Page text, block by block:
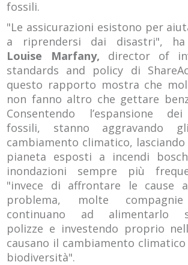
fossili.
"Le assicurazioni esistono per
a riprendersi dai disastri", ha
Louise Marfany, director of
standards and policy di
questo rapporto mostra che
non fanno altro che gettare
Consentendo l’espansione
fossili, stanno aggravando
cambiamento climatico,
pianeta esposti a incendi
inondazioni sempre più
"invece di affrontare le cause
problema, molte compagnie
continuano ad alimentarlo
polizze e investendo proprio
causano il cambiamento
biodiversità".